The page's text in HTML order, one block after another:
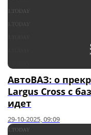
АвтоВАЗ: о
Largus Cross с
идет
29-10-2025, 09:09